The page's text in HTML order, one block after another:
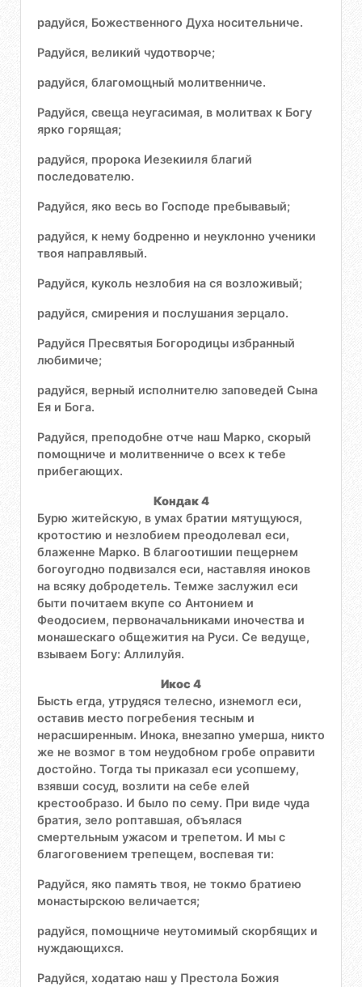
радуйся, Божественного Духа носительниче.
Радуйся, великий чудотворче;
радуйся, благомощный молитвенниче.
Радуйся, свеща неугасимая, в молитвах к Богу
ярко горящая;
радуйся, пророка Иезекииля благий
последователю.
Радуйся, яко весь во Господе пребывавый;
радуйся, к нему бодренно и неуклонно ученики
твоя направлявый.
Радуйся, куколь незлобия на ся возложивый;
радуйся, смирения и послушания зерцало.
Радуйся Пресвятыя Богородицы избранный
любимиче;
радуйся, верный исполнителю заповедей Сына
Ея и Бога.
Радуйся, преподобне отче наш Марко, скорый
помощниче и молитвенниче о всех к тебе
прибегающих.
Кондак 4
Бурю житейскую, в умах братии мятущуюся,
кротостию и незлобием преодолевал еси,
блаженне Марко. В благоотишии пещернем
богоугодно подвизался еси, наставляя иноков
на всяку добродетель. Темже заслужил еси
быти почитаем вкупе со Антонием и
Феодосием, первоначальниками иночества и
монашескаго общежития на Руси. Се ведуще,
взываем Богу: Аллилуйя.
Икос 4
Бысть егда, утрудяся телесно, изнемогл еси,
оставив место погребения тесным и
нерасширенным. Инока, внезапно умерша, никто
же не возмог в том неудобном гробе оправити
достойно. Тогда ты приказал еси усопшему,
взявши сосуд, возлити на себе елей
крестообразо. И было по сему. При виде чуда
братия, зело роптавшая, объялася
смертельным ужасом и трепетом. И мы с
благоговением трепещем, воспевая ти:
Радуйся, яко память твоя, не токмо братиею
монастырскою величается;
радуйся, помощниче неутомимый скорбящих и
нуждающихся.
Радуйся, ходатаю наш у Престола Божия